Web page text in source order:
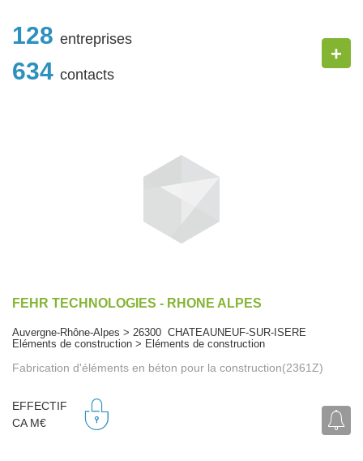
128 entreprises
634 contacts
+
FEHR TECHNOLOGIES - RHONE ALPES
Auvergne-Rhône-Alpes > 26300 CHATEAUNEUF-SUR-ISERE
Eléments de construction > Eléments de construction
Fabrication d'éléments en béton pour la construction(2361Z)
EFFECTIF
CA M€